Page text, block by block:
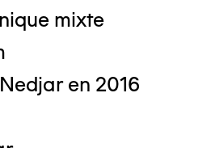
mixte
en 2016